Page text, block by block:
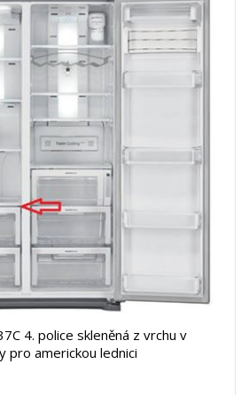
4. police skleněná z vrchu v
pro americkou lednici